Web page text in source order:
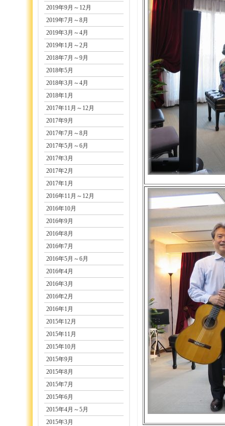
2019年9月～12月
2019年7月～8月
2019年3月～4月
2019年1月～2月
2018年7月～9月
2018年5月
2018年3月～4月
2018年1月
2017年11月～12月
2017年9月
2017年7月～8月
2017年5月～6月
2017年3月
2017年2月
2017年1月
2016年11月～12月
2016年10月
2016年9月
2016年8月
2016年7月
2016年5月～6月
2016年4月
2016年3月
2016年2月
2016年1月
2015年12月
2015年11月
2015年10月
2015年9月
2015年8月
2015年7月
2015年6月
2015年4月～5月
2015年3月